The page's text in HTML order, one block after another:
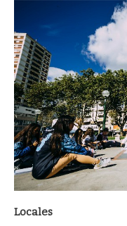
Locales